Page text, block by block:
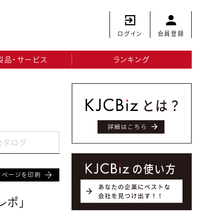
ログイン 会員登録
品・サービス ランキング
タログ
ページを印刷
」